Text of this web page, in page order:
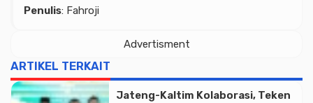
Penulis: Fahroji
Advertisment
ARTIKEL TERKAIT
Jateng-Kaltim Kolaborasi, Teken